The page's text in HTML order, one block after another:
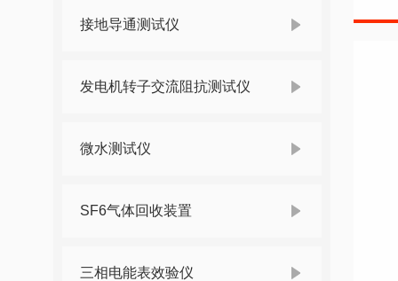
接地导通测试仪
发电机转子交流阻抗测试仪
微水测试仪
SF6气体回收装置
三相电能表效验仪